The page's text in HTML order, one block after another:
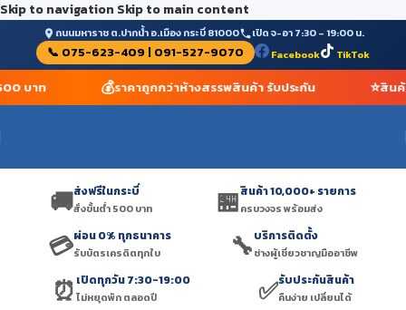
Skip to navigation Skip to main content
ถนนมหาราช ต.ปากน้ำ อ.เมือง กระบี่ 81000 เปิด จ-อา 7:30 – 19:00 น.
📞 075-623-409 | 091-527-9070 Facebook TikTok
บาท 💰ราคาถูกกว่าห้างสรรพสินค้า รับประกัน ⭐สินค้
🚚ส่งฟรีในกระบี่
สั่งขั้นต่ำ 500 บาท 🏪สินค้า 10,000+ รายการ
ครบวงจร พร้อมส่ง
💳ผ่อน 0% ทุกธนาคาร
รับบัตรเครดิตทุกใบ 🔧บริการติดตั้ง
ช่างผู้เชี่ยวชาญมืออาชีพ
⏰ เปิดทุกวัน 7:30-19:00
ไม่หยุดพัก ตลอดปี ✅รับประกันสินค้า
คืนง่าย เปลี่ยนได้